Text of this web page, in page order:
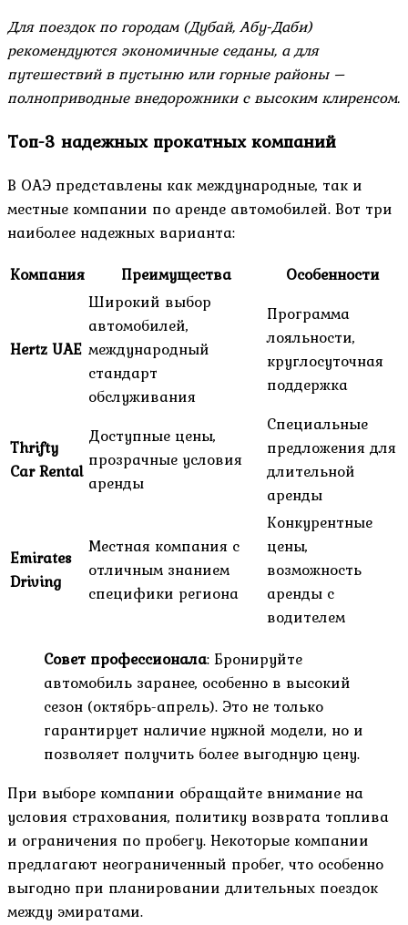
Для поездок по городам (Дубай, Абу-Даби)
рекомендуются экономичные седаны, а для
путешествий в пустыню или горные районы –
полноприводные внедорожники с высоким клиренсом.
Топ-3 надежных прокатных компаний
В ОАЭ представлены как международные, так и
местные компании по аренде автомобилей. Вот три
наиболее надежных варианта:
Компания
Преимущества Особенности
Hertz UAE
Широкий выбор
автомобилей,
международный
стандарт
обслуживания
Программа
лояльности,
круглосуточная
поддержка
Thrifty
Car Rental
Доступные цены,
прозрачные условия
аренды
Специальные
предложения для
длительной
аренды
Emirates
Driving
Местная компания с
отличным знанием
специфики региона
Конкурентные
цены,
возможность
аренды с
водителем
Совет профессионала: Бронируйте
автомобиль заранее, особенно в высокий
сезон (октябрь-апрель). Это не только
гарантирует наличие нужной модели, но и
позволяет получить более выгодную цену.
При выборе компании обращайте внимание на
условия страхования, политику возврата топлива
и ограничения по пробегу. Некоторые компании
предлагают неограниченный пробег, что особенно
выгодно при планировании длительных поездок
между эмиратами.